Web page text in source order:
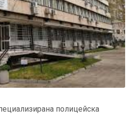
полицейска